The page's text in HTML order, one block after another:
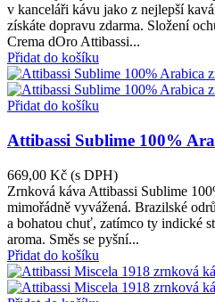
v kanceláři kávu jako z nejlepší
získáte dopravu zdarma. Složení
Crema dOro Attibassi...
Přidat do košíku
Přidat do košíku
Attibassi Sublime 100%
669,00 Kč (s DPH)
Zrnková káva Attibassi Sublime
mimořádně vyvážená. Brazilské
a bohatou chuť, zatímco ty indické
aroma. Směs se pyšní...
Přidat do košíku